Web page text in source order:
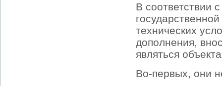
В соответствии
технических
дополнения,
являться
Во-первых, они